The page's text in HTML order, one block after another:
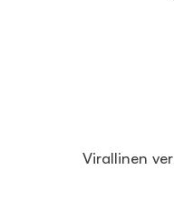
Virallinen